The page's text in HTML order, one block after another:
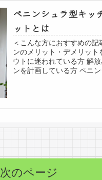
ペニンシュラ型キッ
ットとは
＜こんな方におすすめの
ンのメリット・デメリッ
ウトに迷われている方 解
ンを計画している方 ペニ
次のページ